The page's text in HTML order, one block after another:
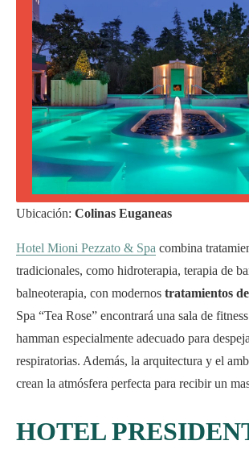
Ubicación: Colinas Euganeas
Hotel Mioni Pezzato & Spa combina
tradicionales, como hidroterapia, terapia de
balneoterapia, con modernos tratamientos
Spa “Tea Rose” encontrará una sala de
hamman especialmente adecuado para
respiratorias. Además, la arquitectura y el
crean la atmósfera perfecta para recibir un
HOTEL